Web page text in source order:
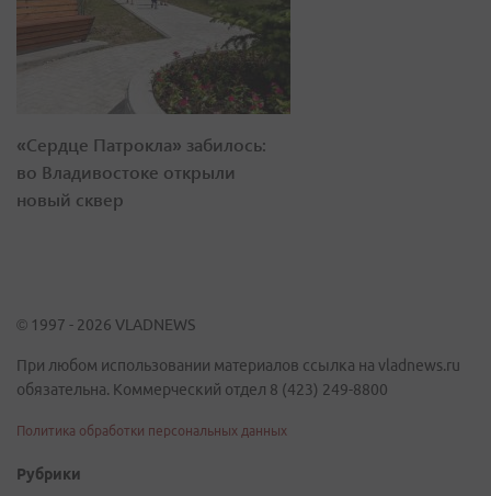
«Сердце Патрокла» забилось:
во Владивостоке открыли
новый сквер
© 1997 - 2026 VLADNEWS
При любом использовании материалов ссылка на vladnews.ru
обязательна. Коммерческий отдел 8 (423) 249-8800
Политика обработки персональных данных
Рубрики